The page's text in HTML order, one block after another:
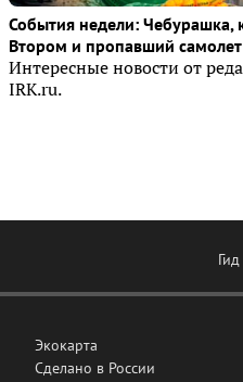
События недели: Чебурашка,
Втором и пропавший самолет
Интересные новости от
IRK.ru.
Экокарта
Сделано в России